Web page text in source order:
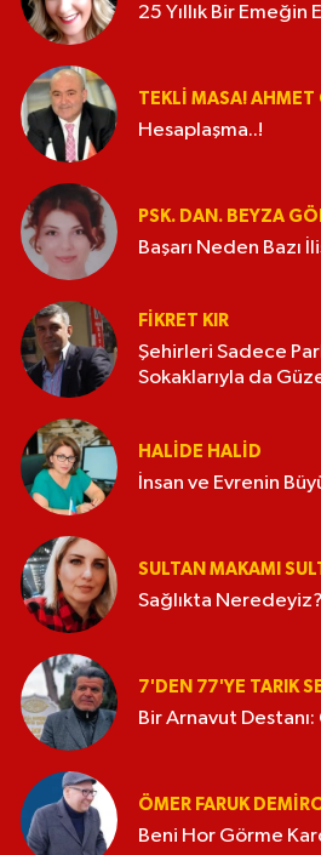
25 Yıllık Bir Emeğin
TEKLI MASA! AHMET
Hesaplaşma..!
PSK. DAN. BEYZA
Başarı Neden Bazı
FIKRET KIR
Şehirleri Sadece
Sokaklarıyla da
HALIDE HALID
İnsan ve Evrenin
SULTAN MAKAMI
Sağlıkta Neredeyiz?
7'DEN 77'YE TARIK
Bir Arnavut
ÖMER FARUK
Beni Hor Görme